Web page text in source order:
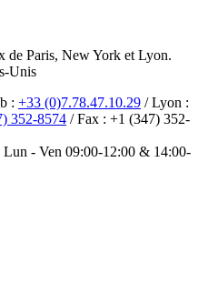
de Paris, New York et Lyon.
Unis
: +33 (0)7.78.47.10.29 / Lyon :
352-8574 / Fax : +1 (347) 352-
Lun - Ven 09:00-12:00 & 14:00-